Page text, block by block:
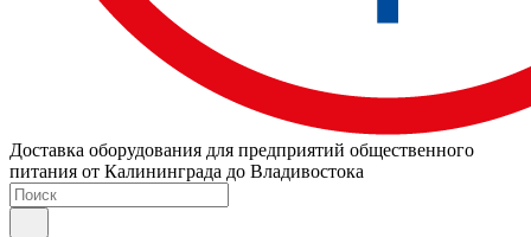
Доставка оборудования для предприятий общественного
питания от Калининграда до Владивостока